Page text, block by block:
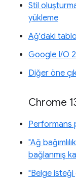
Stil
yükleme
Ağ'daki
Google I/O
Diğer öne
Chrome
Performans
"Ağ
bağlanmış
"Belge isteği